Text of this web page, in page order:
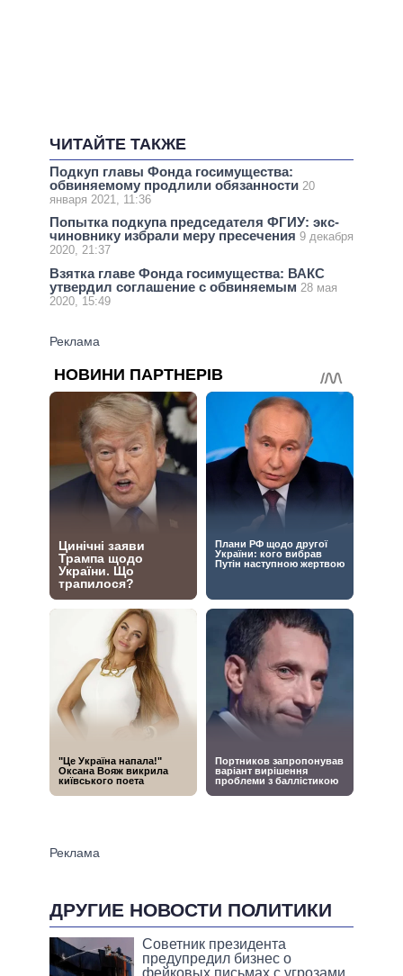
ЧИТАЙТЕ ТАКЖЕ
Подкуп главы Фонда госимущества:
обвиняемому продлили обязанности 20
января 2021, 11:36
Попытка подкупа председателя ФГИУ: экс-
чиновнику избрали меру пресечения 9 декабря
2020, 21:37
Взятка главе Фонда госимущества: ВАКС
утвердил соглашение с обвиняемым 28 мая
2020, 15:49
ДРУГИЕ НОВОСТИ ПОЛИТИКИ
Советник президента
предупредил бизнес о
фейковых письмах с угрозами